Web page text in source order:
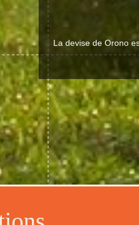
La devise de Orono